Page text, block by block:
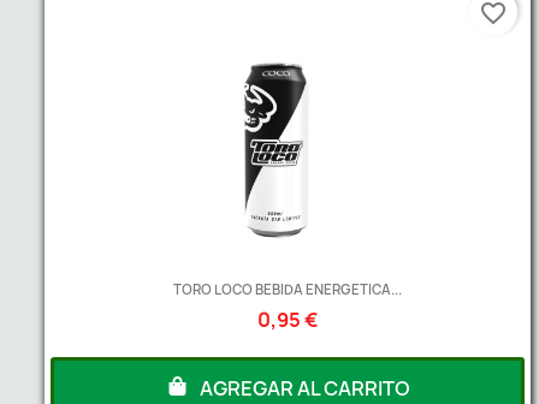
TORO LOCO BEBIDA ENERGETICA...
0,95 €
AGREGAR AL CARRITO
favorite_border
A partir de2Unds2,00 €